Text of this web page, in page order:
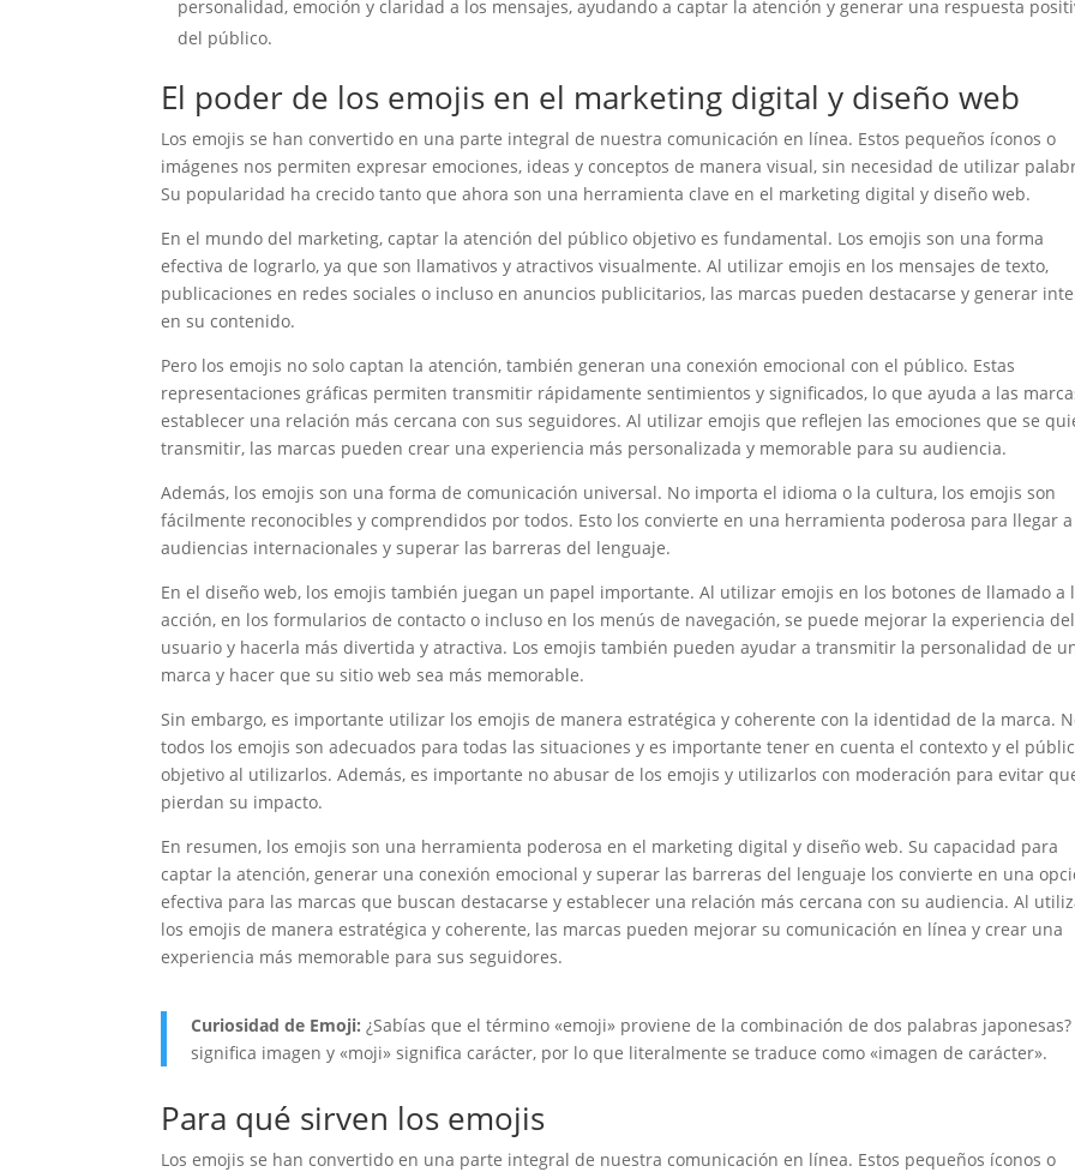
personalidad, emoción y claridad a los mensajes, ayudando a captar la atención y generar una respuesta
del público.
El poder de los emojis en el marketing digital y diseño web
Los emojis se han convertido en una parte integral de nuestra comunicación en línea. Estos pequeños íconos o
imágenes nos permiten expresar emociones, ideas y conceptos de manera visual, sin necesidad de utilizar
Su popularidad ha crecido tanto que ahora son una herramienta clave en el marketing digital y diseño web.
En el mundo del marketing, captar la atención del público objetivo es fundamental. Los emojis son una forma
efectiva de lograrlo, ya que son llamativos y atractivos visualmente. Al utilizar emojis en los mensajes de texto,
publicaciones en redes sociales o incluso en anuncios publicitarios, las marcas pueden destacarse y generar
en su contenido.
Pero los emojis no solo captan la atención, también generan una conexión emocional con el público. Estas
representaciones gráficas permiten transmitir rápidamente sentimientos y significados, lo que ayuda a las
establecer una relación más cercana con sus seguidores. Al utilizar emojis que reflejen las emociones que se
transmitir, las marcas pueden crear una experiencia más personalizada y memorable para su audiencia.
Además, los emojis son una forma de comunicación universal. No importa el idioma o la cultura, los emojis son
fácilmente reconocibles y comprendidos por todos. Esto los convierte en una herramienta poderosa para llegar a
audiencias internacionales y superar las barreras del lenguaje.
En el diseño web, los emojis también juegan un papel importante. Al utilizar emojis en los botones de llamado a
acción, en los formularios de contacto o incluso en los menús de navegación, se puede mejorar la experiencia del
usuario y hacerla más divertida y atractiva. Los emojis también pueden ayudar a transmitir la personalidad de
marca y hacer que su sitio web sea más memorable.
Sin embargo, es importante utilizar los emojis de manera estratégica y coherente con la identidad de la marca.
todos los emojis son adecuados para todas las situaciones y es importante tener en cuenta el contexto y el
objetivo al utilizarlos. Además, es importante no abusar de los emojis y utilizarlos con moderación para evitar
pierdan su impacto.
En resumen, los emojis son una herramienta poderosa en el marketing digital y diseño web. Su capacidad para
captar la atención, generar una conexión emocional y superar las barreras del lenguaje los convierte en una
efectiva para las marcas que buscan destacarse y establecer una relación más cercana con su audiencia. Al
los emojis de manera estratégica y coherente, las marcas pueden mejorar su comunicación en línea y crear una
experiencia más memorable para sus seguidores.
Curiosidad de Emoji: ¿Sabías que el término «emoji» proviene de la combinación de dos palabras japonesas?
significa imagen y «moji» significa carácter, por lo que literalmente se traduce como «imagen de carácter».
Para qué sirven los emojis
Los emojis se han convertido en una parte integral de nuestra comunicación en línea. Estos pequeños íconos o